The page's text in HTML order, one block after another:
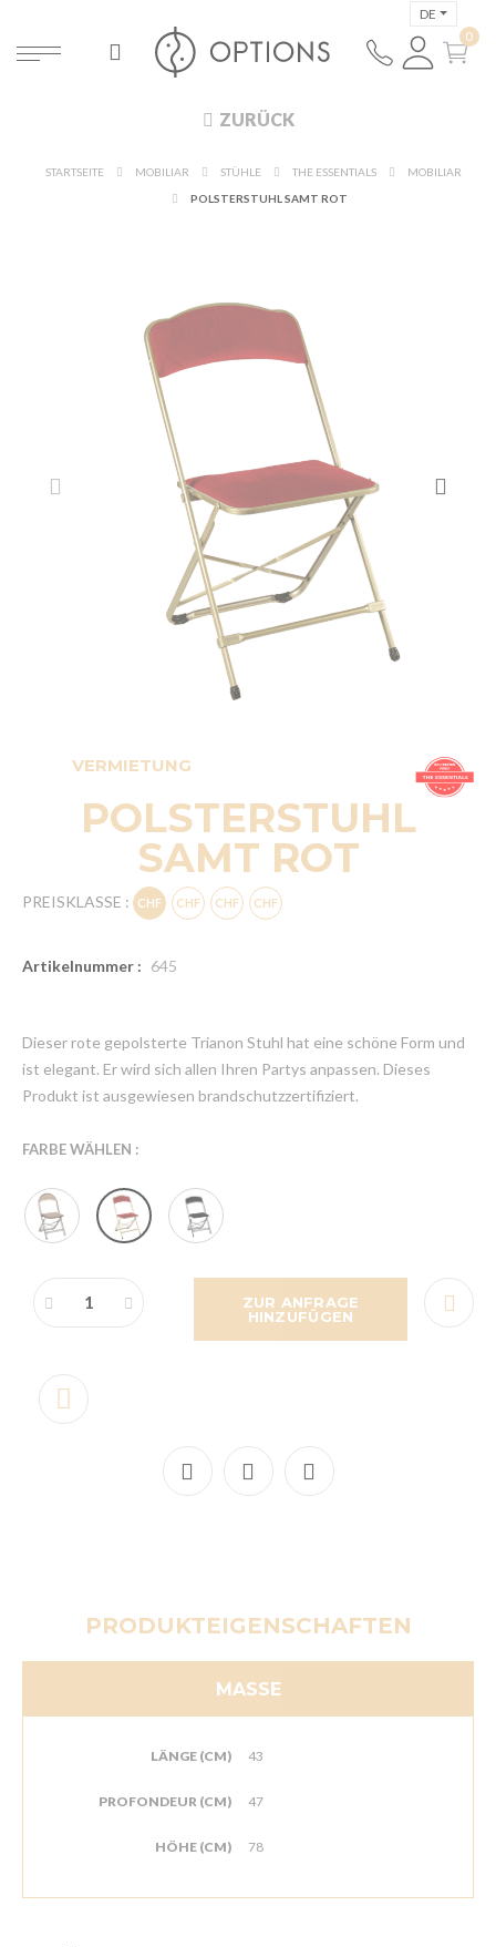
DE
ZURÜCK
STARTSEITE MOBILIAR STÜHLE THE ESSENTIALS
MOBILIAR
POLSTERSTUHL SAMT ROT
VERMIETUNG
POLSTERSTUHL
SAMT ROT
PREISKLASSE :
Artikelnummer : 645
Dieser rote gepolsterte Trianon Stuhl hat eine schöne Form und
ist elegant. Er wird sich allen Ihren Partys anpassen. Dieses
Produkt ist ausgewiesen brandschutzzertifiziert.
FARBE WÄHLEN :
ZUR ANFRAGE
HINZUFÜGEN
PRODUKTEIGENSCHAFTEN
MASSE
LÄNGE (CM) 43
PROFONDEUR (CM) 47
HÖHE (CM) 78